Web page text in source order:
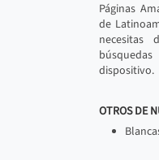
Páginas
de
necesitas
dispositivo.
OTROS DE